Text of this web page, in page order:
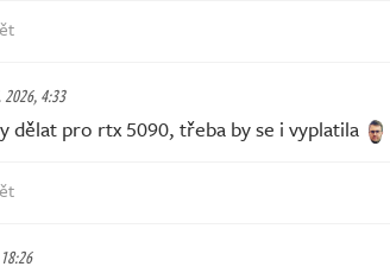
4:33
dělat pro rtx 5090, třeba by se i vyplatila